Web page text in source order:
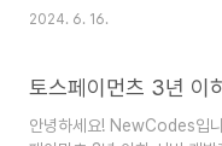
가능A4 종이 3장 및 필기펜
습니다! 2024년 6월 15일에
트 참고사항응시 언어: 자바 (
제)시간: 2시간 (14:00 ~
2024. 6. 16.
안녕하세요! NewCodes입